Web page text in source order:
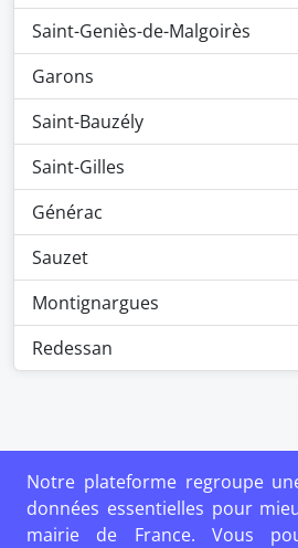
Saint-Geniès-de-Malgoirès
Garons
Saint-Bauzély
Saint-Gilles
Générac
Sauzet
Montignargues
Redessan
Notre plateforme regroupe
données essentielles pour
mairie de France. Vous